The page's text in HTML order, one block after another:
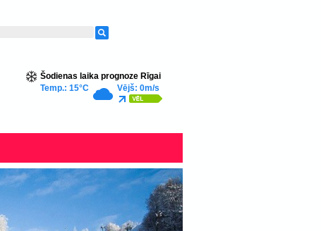
Šodienas laika prognoze Rīgai
Temp.: 15°C
Vējš: 0m/s